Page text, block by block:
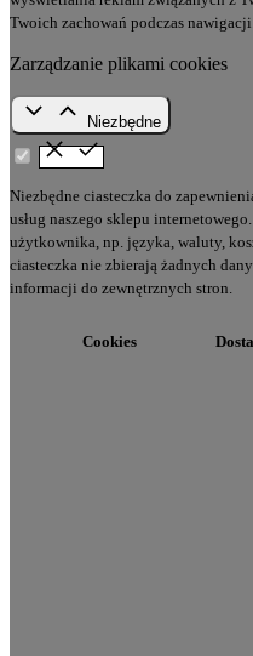
Twoich zachowań podczas
Zarządzanie plikami cookies
Niezbędne
Niezbędne ciasteczka do
usług naszego sklepu
użytkownika, np. języka, waluty,
ciasteczka nie zbierają żadnych
informacji do zewnętrznych stron.
Cookies